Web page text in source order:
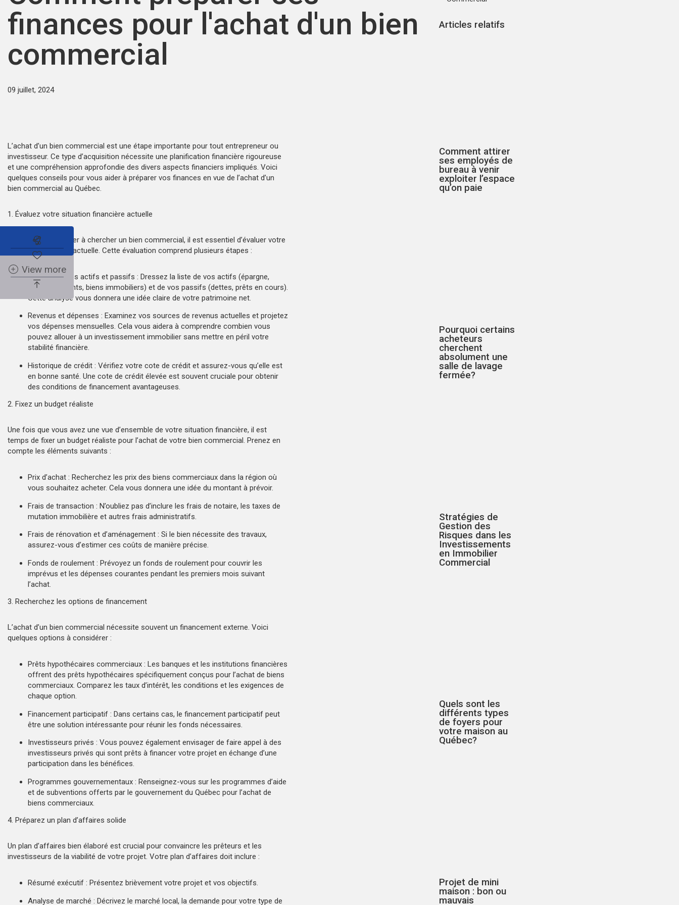
finances pour l'achat d'un bien
commercial
09 juillet, 2024
L’achat d’un bien commercial est une étape importante pour tout entrepreneur ou
investisseur. Ce type d’acquisition nécessite une planification financière rigoureuse
et une compréhension approfondie des divers aspects financiers impliqués. Voici
quelques conseils pour vous aider à préparer vos finances en vue de l’achat d’un
bien commercial au Québec.
1. Évaluez votre situation financière actuelle
Avant de commencer à chercher un bien commercial, il est essentiel d’évaluer votre
situation financière actuelle. Cette évaluation comprend plusieurs étapes :
Analyse de vos actifs et passifs : Dressez la liste de vos actifs (épargne,
investissements, biens immobiliers) et de vos passifs (dettes, prêts en cours).
Cette analyse vous donnera une idée claire de votre patrimoine net.
Revenus et dépenses : Examinez vos sources de revenus actuelles et projetez
vos dépenses mensuelles. Cela vous aidera à comprendre combien vous
pouvez allouer à un investissement immobilier sans mettre en péril votre
stabilité financière.
Historique de crédit : Vérifiez votre cote de crédit et assurez-vous qu’elle est
en bonne santé. Une cote de crédit élevée est souvent cruciale pour obtenir
des conditions de financement avantageuses.
2. Fixez un budget réaliste
Une fois que vous avez une vue d’ensemble de votre situation financière, il est
temps de fixer un budget réaliste pour l’achat de votre bien commercial. Prenez en
compte les éléments suivants :
Prix d’achat : Recherchez les prix des biens commerciaux dans la région où
vous souhaitez acheter. Cela vous donnera une idée du montant à prévoir.
Frais de transaction : N’oubliez pas d’inclure les frais de notaire, les taxes de
mutation immobilière et autres frais administratifs.
Frais de rénovation et d’aménagement : Si le bien nécessite des travaux,
assurez-vous d’estimer ces coûts de manière précise.
Fonds de roulement : Prévoyez un fonds de roulement pour couvrir les
imprévus et les dépenses courantes pendant les premiers mois suivant
l’achat.
3. Recherchez les options de financement
L’achat d’un bien commercial nécessite souvent un financement externe. Voici
quelques options à considérer :
Prêts hypothécaires commerciaux : Les banques et les institutions financières
offrent des prêts hypothécaires spécifiquement conçus pour l’achat de biens
commerciaux. Comparez les taux d’intérêt, les conditions et les exigences de
chaque option.
Financement participatif : Dans certains cas, le financement participatif peut
être une solution intéressante pour réunir les fonds nécessaires.
Investisseurs privés : Vous pouvez également envisager de faire appel à des
investisseurs privés qui sont prêts à financer votre projet en échange d’une
participation dans les bénéfices.
Programmes gouvernementaux : Renseignez-vous sur les programmes d’aide
et de subventions offerts par le gouvernement du Québec pour l’achat de
biens commerciaux.
4. Préparez un plan d’affaires solide
Un plan d’affaires bien élaboré est crucial pour convaincre les prêteurs et les
investisseurs de la viabilité de votre projet. Votre plan d’affaires doit inclure :
Résumé exécutif : Présentez brièvement votre projet et vos objectifs.
Analyse de marché : Décrivez le marché local, la demande pour votre type de
Articles relatifs
Comment attirer
ses employés de
bureau à venir
exploiter l’espace
qu’on paie
Pourquoi certains
acheteurs
cherchent
absolument une
salle de lavage
fermée?
Stratégies de
Gestion des
Risques dans les
Investissements
en Immobilier
Commercial
Quels sont les
différents types
de foyers pour
votre maison au
Québec?
Projet de mini
maison : bon ou
mauvais
Abonnez-vous à l'alerte immobilière
View more